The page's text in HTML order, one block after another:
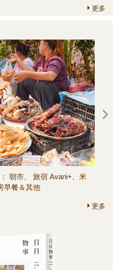
更多
朝市、 旅宿 Avani+、米
早餐＆其他
更多